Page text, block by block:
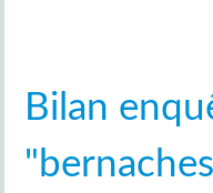
Bilan